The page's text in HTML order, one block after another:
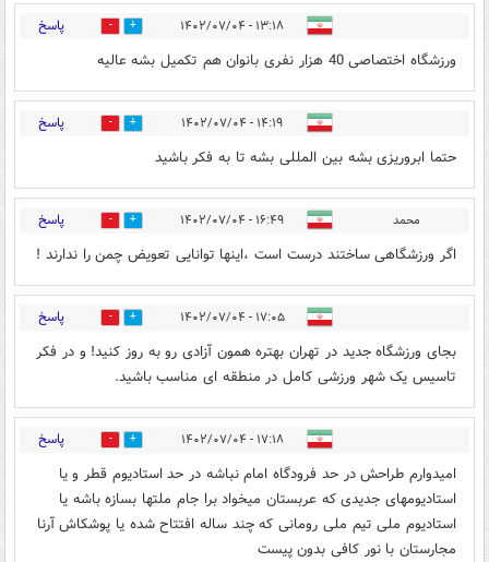
۱۳:۱۸ - ۱۴۰۲/۰۷/۰۴ 0 پاسخ
ورزشگاه اختصاصی 40 هزار نفری بانوان هم تکمیل بشه عالیه
۱۴:۱۹ - ۱۴۰۲/۰۷/۰۴ 0 پاسخ
حتما ابروریزی بشه بین المللی بشه تا به فکر باشید
محمد ۱۶:۴۹ - ۱۴۰۲/۰۷/۰۴ 0 پاسخ
اگر ورزشگاهی ساختند درست است ،اینها توانایی تعویض چمن را ندارند !
۱۷:۰۵ - ۱۴۰۲/۰۷/۰۴ 0 پاسخ
بجای ورزشگاه جدید در تهران بهتره همون آزادی رو به روز کنید! و در فکر
تاسیس یک شهر ورزشی کامل در منطقه ای مناسب باشید.
۱۷:۱۸ - ۱۴۰۲/۰۷/۰۴ 0 پاسخ
امیدوارم طراحش در حد فرودگاه امام نباشه در حد استادیوم قطر و یا
استادیومهای جدیدی که عربستان میخواد برا جام ملتها بسازه باشه یا
استادیوم ملی تیم ملی رومانی که چند ساله افتتاح شده یا پوشکاش آرنا
مجارستان با نور کافی بدون پیست